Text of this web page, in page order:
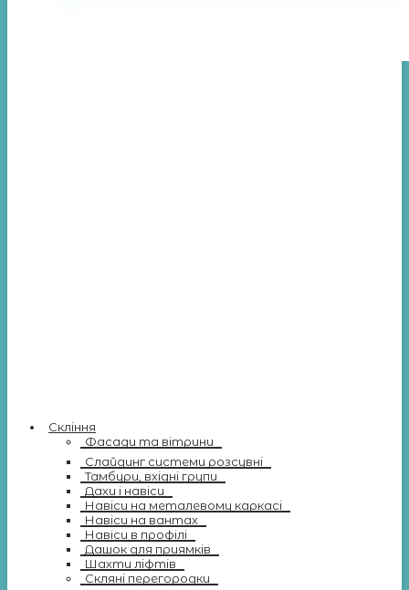
Скління
Фасади та вітрини
Слайдинг системи розсувні
Тамбури, вхідні групи
Дахи і навіси
Навіси на металевому каркасі
Навіси на вантах
Навіси в профілі
Дашок для приямків
Шахти ліфтів
Скляні перегородки